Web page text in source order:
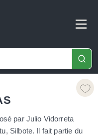
par Julio Vidorreta
Silbote. Il fait partie du